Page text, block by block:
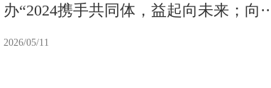
办“2024携手共同体，益起向未来；向
2026/05/11